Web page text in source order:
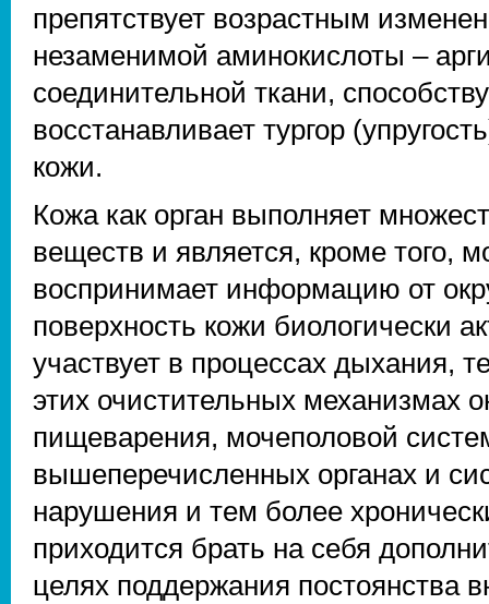
препятствует возрастным
незаменимой аминокислоты –
соединительной ткани,
восстанавливает тургор
кожи.
Кожа как орган выполняет
веществ и является, кроме того,
воспринимает информацию от
поверхность кожи биологически
участвует в процессах дыхания,
этих очистительных механизмах
пищеварения, мочеполовой
вышеперечисленных органах и
нарушения и тем более
приходится брать на себя
целях поддержания постоянства